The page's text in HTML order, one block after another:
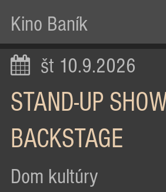
Kino Baník
št 10.9.2026
STAND-UP SHOW
BACKSTAGE
Dom kultúry